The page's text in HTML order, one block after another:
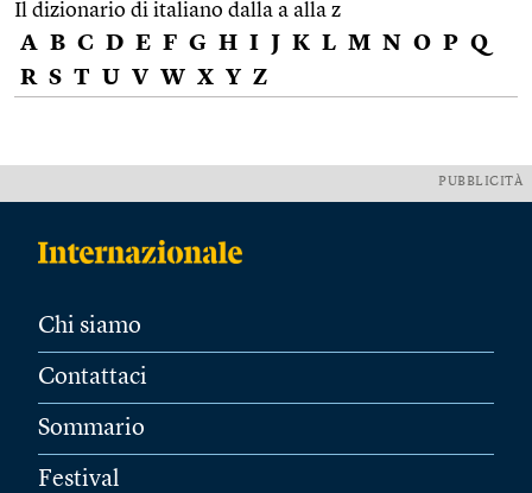
Il dizionario di italiano dalla a alla z
A B C D E F G H I J K L M N O P Q
R S T U V W X Y Z
PUBBLICITÀ
Chi siamo
Contattaci
Sommario
Festival